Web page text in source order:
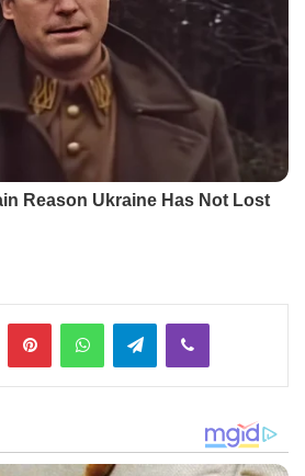
PinterestWhatsAppTelegramViber